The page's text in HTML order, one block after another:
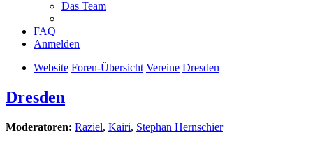
Das Team
FAQ
Anmelden
Website Foren-Übersicht Vereine Dresden
Dresden
Moderatoren: Raziel, Kairi, Stephan Hernschier